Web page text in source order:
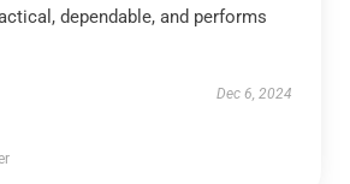
dependable, and performs
Dec 6, 2024